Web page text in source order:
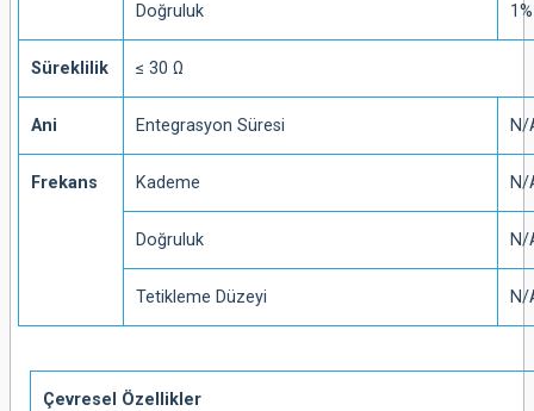
Doğruluk
Süreklilik ≤ 30 Ω
Ani Entegrasyon Süresi N/
Frekans Kademe N/
Doğruluk N/
Tetikleme Düzeyi N/
Çevresel Özellikler